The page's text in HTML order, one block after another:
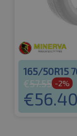
165/50R15
€57.55 -2%
€56.40